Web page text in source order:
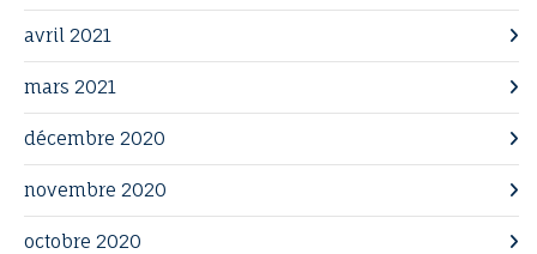
avril 2021
mars 2021
décembre 2020
novembre 2020
octobre 2020